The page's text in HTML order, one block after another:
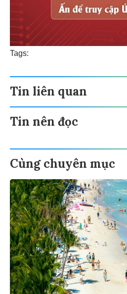
Tags:
Tin liên quan
Tin nên đọc
Cùng chuyên mục